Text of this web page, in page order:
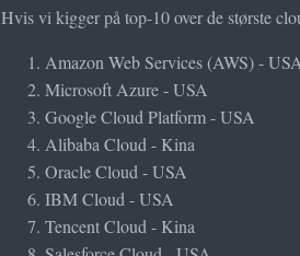
Hvis vi kigger på top-10 over de største
Amazon Web Services (AWS) -
Microsoft Azure - USA
Google Cloud Platform - USA
Alibaba Cloud - Kina
Oracle Cloud - USA
IBM Cloud - USA
Tencent Cloud - Kina